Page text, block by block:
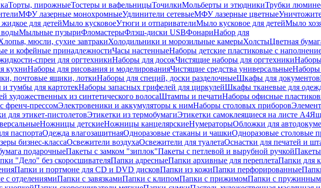
Торты, пирожныеТостеры и вафельницыТочилкиМольберты и этюдникиТрубки
МФУ лазерные монохромныеУдлинители сетевыеМФУ лазерные цветные
для детейМыло кусковоеУтюги и отпаривателиМыло кусковое для детейМыло
Мыльные пузыриФломастерыФлэш-диски USBФонариНабор для
мюсли, сухие завтракиХолодильники и морозильные камерыХолстыЦветная
и кофейные принадлежностиЧасы настенныеНаборы детские пластиковые с
спреи для оргтехникиНаборы для досокЧистящие наборы для оргтехники
кухниНаборы для рисования и моделированияЧистящие средства универсальныеНаборы
почтовые ящики, лоткиНаборы для специй, доски разделочныеШкафы для документов
тумбы для картотекНаборы запасных грифелей для циркулейШкафы тканевые для
художественных из синтетического волосаШтампы и печатиНаборы офисные
френч-прессомЭлектровеники и аккумуляторы к нимНаборы столовых приборов
для этикет-пистолетовЭтикетки из термобумагиЭтикетки самоклеящиеся на листе А4
Ножницы детскиеНожницы канцелярскиеНумераторыОбложки для
паспортаОдежда влагозащитнаяОдноразовые стаканы и чашкиОдноразовые столовые
бизнес-классаОсвежители воздухаОсвежители для туалетаОснастки для печатей и
подарочныеПакеты с замком "зиплок"Пакеты с петлевой и вырубной ручкой
"Дело" без скоросшивателяПапки адресныеПапки архивные для переплетаПапки для
Папки и портмоне для CD и DVD дисковПапки из кожиПапки перфорированные
с отделениямиПапки с завязкамиПапки с клипомПапки с прижимомПапки с